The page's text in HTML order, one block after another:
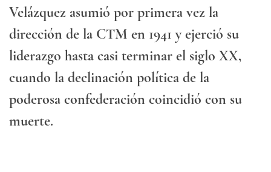
Velázquez asumió por primera vez la
dirección de la CTM en 1941 y ejerció su
liderazgo hasta casi terminar el siglo XX,
cuando la declinación política de la
poderosa confederación coincidió con su
muerte.